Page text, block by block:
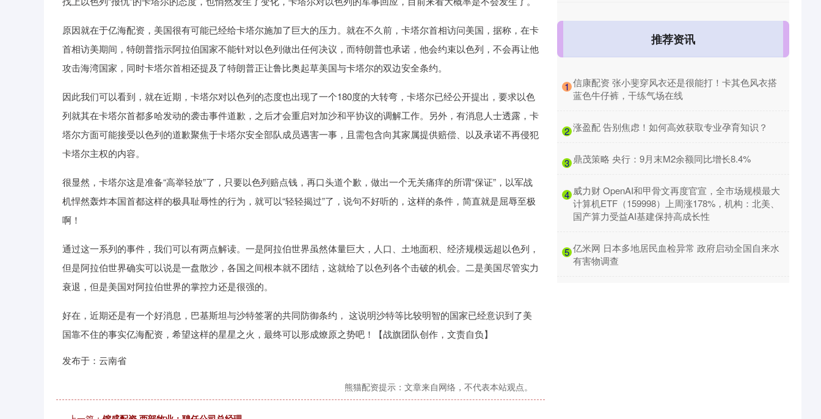
原因就在于亿海配资，美国很有可能已经给卡塔尔施加了巨大的压力。就在不久前，卡塔尔首相访问美国，据称，在卡
首相访美期间，特朗普指示阿拉伯国家不能针对以色列做出任何决议，而特朗普也承诺，他会约束以色列，不会再让他
攻击海湾国家，同时卡塔尔首相还提及了特朗普正让鲁比奥起草美国与卡塔尔的双边安全条约。
因此我们可以看到，就在近期，卡塔尔对以色列的态度也出现了一个180度的大转弯，卡塔尔已经公开提出，要求以色
列就其在卡塔尔首都多哈发动的袭击事件道歉，之后才会重启对加沙和平协议的调解工作。另外，有消息人士透露，卡
塔尔方面可能接受以色列的道歉聚焦于卡塔尔安全部队成员遇害一事，且需包含向其家属提供赔偿、以及承诺不再侵犯
卡塔尔主权的内容。
很显然，卡塔尔这是准备“高举轻放”了，只要以色列赔点钱，再口头道个歉，做出一个无关痛痒的所谓“保证”，以军战
机悍然轰炸本国首都这样的极具耻辱性的行为，就可以“轻轻揭过”了，说句不好听的，这样的条件，简直就是屈辱至极
啊！
通过这一系列的事件，我们可以有两点解读。一是阿拉伯世界虽然体量巨大，人口、土地面积、经济规模远超以色列，
但是阿拉伯世界确实可以说是一盘散沙，各国之间根本就不团结，这就给了以色列各个击破的机会。二是美国尽管实力
衰退，但是美国对阿拉伯世界的掌控力还是很强的。
好在，近期还是有一个好消息，巴基斯坦与沙特签署的共同防御条约， 这说明沙特等比较明智的国家已经意识到了美
国靠不住的事实亿海配资，希望这样的星星之火，最终可以形成燎原之势吧！【战旗团队创作，文责自负】
发布于：云南省
熊猫配资提示：文章来自网络，不代表本站观点。
推荐资讯
1 ​信康配资 张小斐穿风衣还是很能打！卡其色风衣搭
蓝色牛仔裤，干练气场在线
2 ​涨盈配 告别焦虑！如何高效获取专业孕育知识？
3 ​鼎茂策略 央行：9月末M2余额同比增长8.4%
4 ​威力财 OpenAI和甲骨文再度官宣，全市场规模最大
计算机ETF（159998）上周涨178%，机构：北美、
国产算力受益AI基建保持高成长性
5 ​亿米网 日本多地居民血检异常 政府启动全国自来水
有害物调查